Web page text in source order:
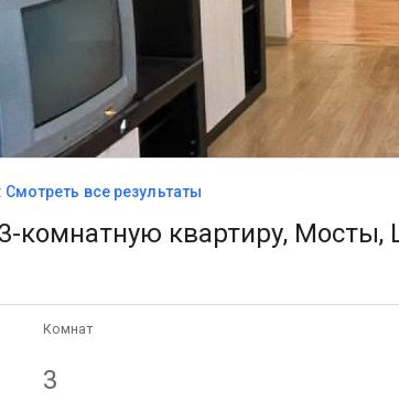
все результаты
комнатную квартиру, Мосты,
Комнат
3